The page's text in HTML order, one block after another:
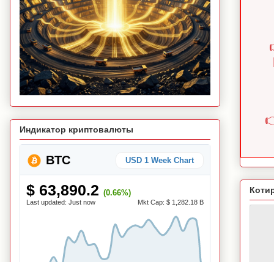
Индикатор криптовалюты
BTC USD 1 Week Chart
$ 63,890.2 (0.66%)
Last updated: Just now Mkt Cap: $ 1,282.18 B